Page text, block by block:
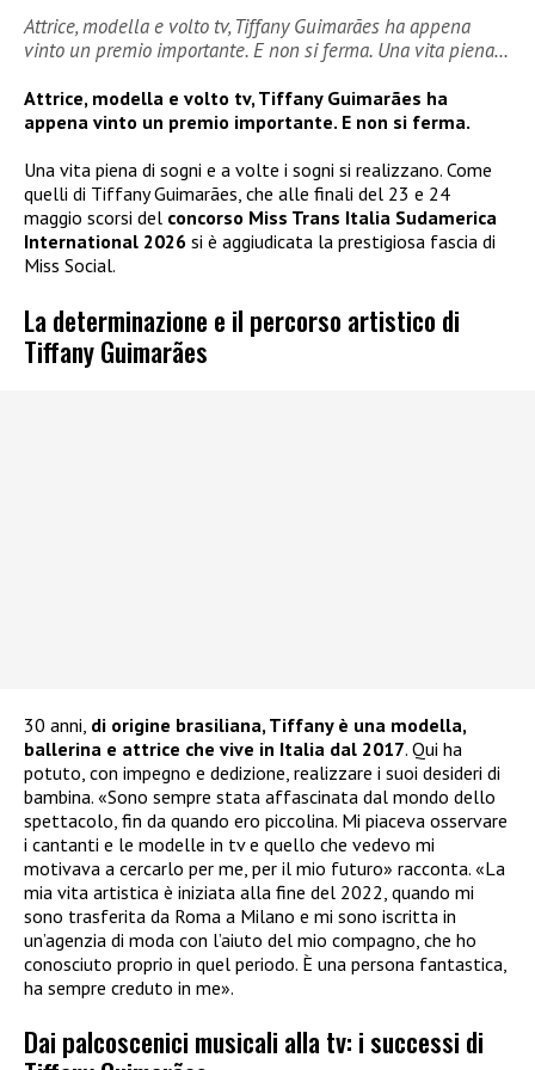
Attrice, modella e volto tv, Tiffany Guimarães ha appena
vinto un premio importante. E non si ferma. Una vita piena…
Attrice, modella e volto tv, Tiffany Guimarães ha
appena vinto un premio importante. E non si ferma.
Una vita piena di sogni e a volte i sogni si realizzano. Come
quelli di Tiffany Guimarães, che alle finali del 23 e 24
maggio scorsi del concorso Miss Trans Italia Sudamerica
International 2026 si è aggiudicata la prestigiosa fascia di
Miss Social.
La determinazione e il percorso artistico di
Tiffany Guimarães
30 anni, di origine brasiliana, Tiffany è una modella,
ballerina e attrice che vive in Italia dal 2017. Qui ha
potuto, con impegno e dedizione, realizzare i suoi desideri di
bambina. «Sono sempre stata affascinata dal mondo dello
spettacolo, fin da quando ero piccolina. Mi piaceva osservare
i cantanti e le modelle in tv e quello che vedevo mi
motivava a cercarlo per me, per il mio futuro» racconta. «La
mia vita artistica è iniziata alla fine del 2022, quando mi
sono trasferita da Roma a Milano e mi sono iscritta in
un’agenzia di moda con l’aiuto del mio compagno, che ho
conosciuto proprio in quel periodo. È una persona fantastica,
ha sempre creduto in me».
Dai palcoscenici musicali alla tv: i successi di